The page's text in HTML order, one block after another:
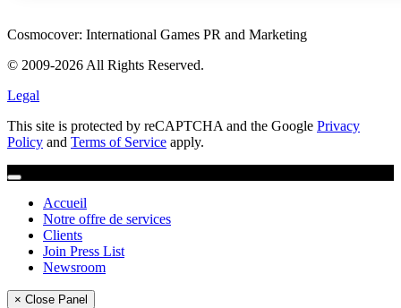
Cosmocover: International Games PR and Marketing
© 2009-2026 All Rights Reserved.
Legal
This site is protected by reCAPTCHA and the Google Privacy
Policy and Terms of Service apply.
Accueil
Notre offre de services
Clients
Join Press List
Newsroom
× Close Panel